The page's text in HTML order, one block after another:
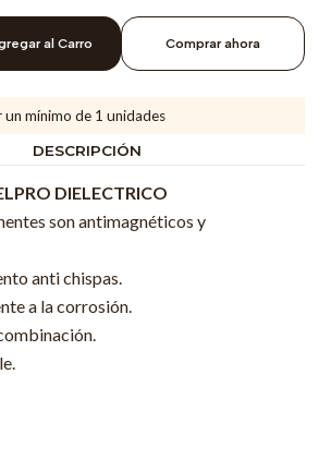
al Carro Comprar ahora
mínimo de 1 unidades
DESCRIPCIÓN
DIELECTRICO
son antimagnéticos y
anti chispas.
a la corrosión.